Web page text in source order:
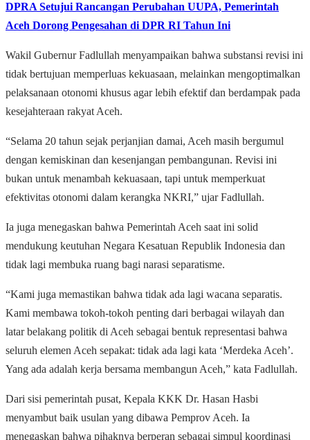
DPRA Setujui Rancangan Perubahan UUPA, Pemerintah
Aceh Dorong Pengesahan di DPR RI Tahun Ini
Wakil Gubernur Fadlullah menyampaikan bahwa substansi revisi ini
tidak bertujuan memperluas kekuasaan, melainkan mengoptimalkan
pelaksanaan otonomi khusus agar lebih efektif dan berdampak pada
kesejahteraan rakyat Aceh.
“Selama 20 tahun sejak perjanjian damai, Aceh masih bergumul
dengan kemiskinan dan kesenjangan pembangunan. Revisi ini
bukan untuk menambah kekuasaan, tapi untuk memperkuat
efektivitas otonomi dalam kerangka NKRI,” ujar Fadlullah.
Ia juga menegaskan bahwa Pemerintah Aceh saat ini solid
mendukung keutuhan Negara Kesatuan Republik Indonesia dan
tidak lagi membuka ruang bagi narasi separatisme.
“Kami juga memastikan bahwa tidak ada lagi wacana separatis.
Kami membawa tokoh-tokoh penting dari berbagai wilayah dan
latar belakang politik di Aceh sebagai bentuk representasi bahwa
seluruh elemen Aceh sepakat: tidak ada lagi kata ‘Merdeka Aceh’.
Yang ada adalah kerja bersama membangun Aceh,” kata Fadlullah.
Dari sisi pemerintah pusat, Kepala KKK Dr. Hasan Hasbi
menyambut baik usulan yang dibawa Pemprov Aceh. Ia
menegaskan bahwa pihaknya berperan sebagai simpul koordinasi